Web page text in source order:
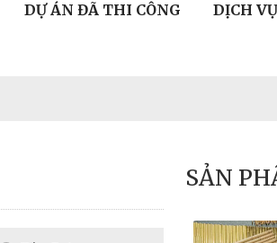
DỰ ÁN ĐÃ THI CÔNG DỊCH VỤ
SẢN